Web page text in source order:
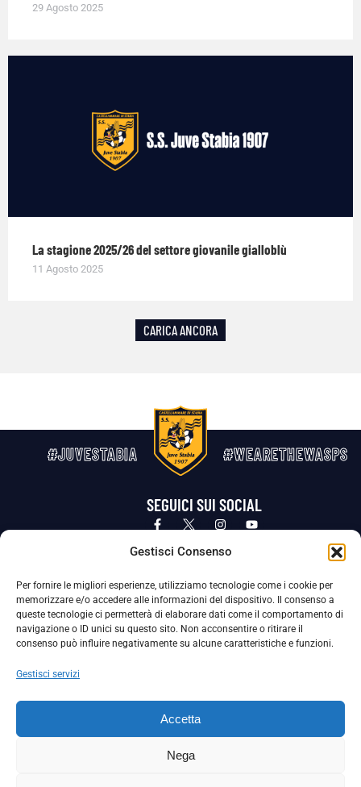
Gestisci Consenso
Per fornire le migliori esperienze, utilizziamo tecnologie come i cookie per
memorizzare e/o accedere alle informazioni del dispositivo. Il consenso a
queste tecnologie ci permetterà di elaborare dati come il comportamento di
navigazione o ID unici su questo sito. Non acconsentire o ritirare il
consenso può influire negativamente su alcune caratteristiche e funzioni.
Gestisci servizi
Accetta
Nega
29 Agosto 2025
La stagione 2025/26 del settore giovanile gialloblù
11 Agosto 2025
CARICA ANCORA
#JUVESTABIA #WEARETHEWASPS
SEGUICI SUI SOCIAL
Privacy Policy Cookie Policy
La Società ha nominato il Responsabile della Protezione dei Dati Personali (DPO), figura specializzata che vigila sulle modalità
adottate dalla nostra Società per tutelare i Suoi dati personali.
Per contattare il DPO può scrivere a
La Società ha inoltre adottato un proprio Codice Etico, consultabile al seguente link: